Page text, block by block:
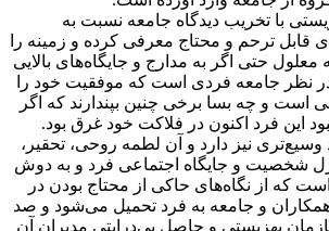
با تخریب دیدگاه جامعه نسبت به
قابل ترحم و محتاج معرفی کرده و زمینه‌ را
حتی اگر به مدارج و جایگاه‌های بالایی
در نظر جامعه فردی است که موفقیت خود را
و چه بسا برخی چنین بپندارند که اگر
این فرد اکنون در فلاکت خود غرق بود.
وسیع‌تری نیز دارد و آن لطمه روحی، تحقیر،
شخصیت و جایگاه اجتماعی فرد و به دوش
که از نگاه‌های حاکی از محتاج بودن در
همکاران و جامعه به فرد تحمیل می‌شود و صد
سازمان بهزیستی و حاصل بی‌درایتی مدیران آن